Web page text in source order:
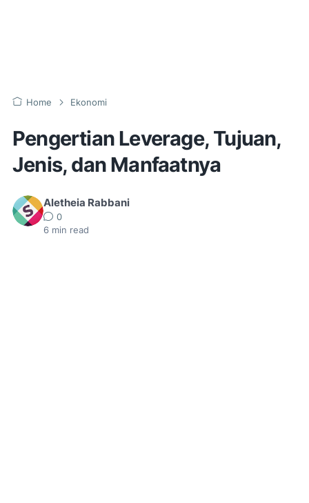
Home Ekonomi
Pengertian Leverage, Tujuan,
Jenis, dan Manfaatnya
Aletheia Rabbani
0
6 min read